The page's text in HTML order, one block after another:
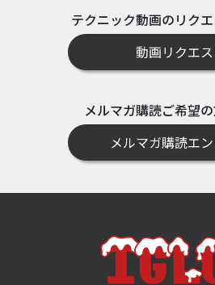
テクニック動画のリク
動画リクエ
メルマガ購読ご希望
メルマガ購読エ